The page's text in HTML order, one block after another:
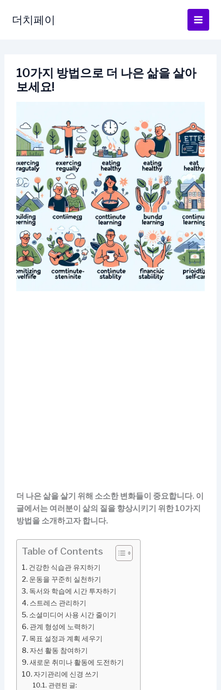
더치페이
10가지 방법으로 더 나은 삶을 살아
보세요!
더 나은 삶을 살기 위해 소소한 변화들이 중요합니다. 이
글에서는 여러분이 삶의 질을 향상시키기 위한 10가지
방법을 소개하고자 합니다.
Table of Contents
건강한 식습관 유지하기
운동을 꾸준히 실천하기
독서와 학습에 시간 투자하기
스트레스 관리하기
소셜미디어 사용 시간 줄이기
관계 형성에 노력하기
목표 설정과 계획 세우기
자선 활동 참여하기
새로운 취미나 활동에 도전하기
자기관리에 신경 쓰기
관련된 글: